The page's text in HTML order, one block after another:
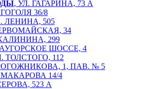
, УЛ. ГАГАРИНА, 73 А
36/8
ЛЕНИНА, 505
34
299
ШОССЕ, 4
ТОЛСТОГО, 112
1, ПАВ. № 5
МАКАРОВА 14/4
523 А